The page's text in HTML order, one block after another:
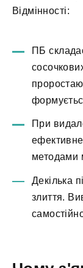
Відмінності:
ПБ
При
ефективне
методами
Декілька
злиття.